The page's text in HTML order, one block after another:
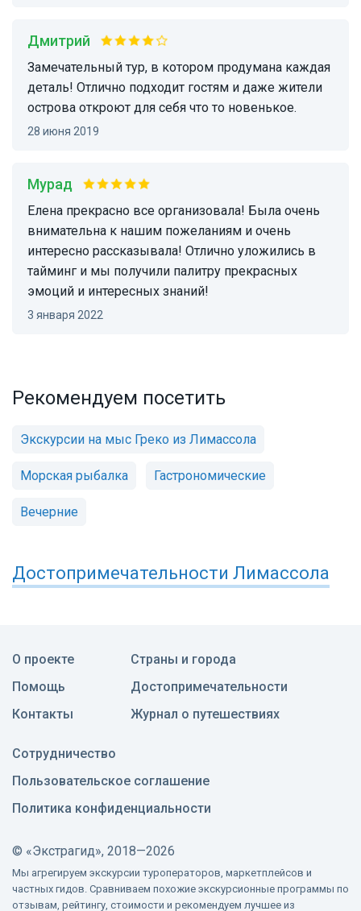
Дмитрий
Замечательный тур, в котором продумана каждая
деталь! Отлично подходит гостям и даже жители
острова откроют для себя что то новенькое.
28 июня 2019
Мурад
Елена прекрасно все организовала! Была очень
внимательна к нашим пожеланиям и очень
интересно рассказывала! Отлично уложились в
тайминг и мы получили палитру прекрасных
эмоций и интересных знаний!
3 января 2022
Рекомендуем посетить
Экскурсии на мыс Греко из Лимассола
Морская рыбалка Гастрономические
Вечерние
Достопримечательности Лимассола
О проекте
Помощь
Контакты
Страны и города
Достопримечательности
Журнал о путешествиях
Сотрудничество
Пользовательское соглашение
Политика конфиденциальности
© «Экстрагид», 2018—2026
Мы агрегируем экскурсии туроператоров, маркетплейсов и
частных гидов. Сравниваем похожие экскурсионные программы по
отзывам, рейтингу, стоимости и рекомендуем лучшее из